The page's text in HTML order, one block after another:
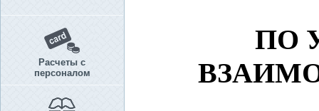
Расчеты с
персоналом
ПО